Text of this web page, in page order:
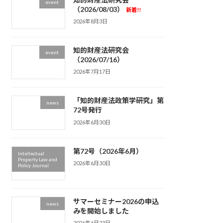
event
（2026/08/03）
新着!!
2026年8月3日
event
知的財産法研究会
（2026/07/16）
2026年7月17日
news
「知的財産法政策学研究」第
72号発行
2026年6月30日
Intellectual
Property Law and
Policy Journal
第72号（2026年6月）
2026年6月30日
news
サマーセミナー2026の申込
みを開始しました